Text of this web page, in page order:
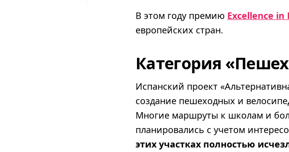
В этом году премию Excellence in
европейских стран.
Категория
Испанский проект
создание пешеходных и
Многие маршруты к школам и
планировались с учетом
этих участках полностью